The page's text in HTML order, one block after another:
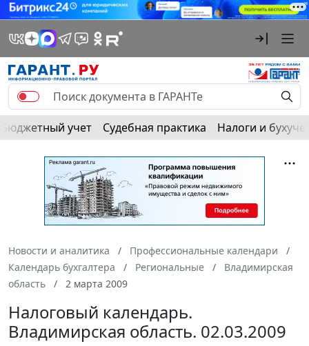
Бюджетный учет Судебная практика Налоги и
Новости и аналитика
Профессиональные календари
Календарь бухгалтера
Региональные
Владимирская
область
2 марта 2009
Налоговый календарь.
Владимирская область. 02.03.2009